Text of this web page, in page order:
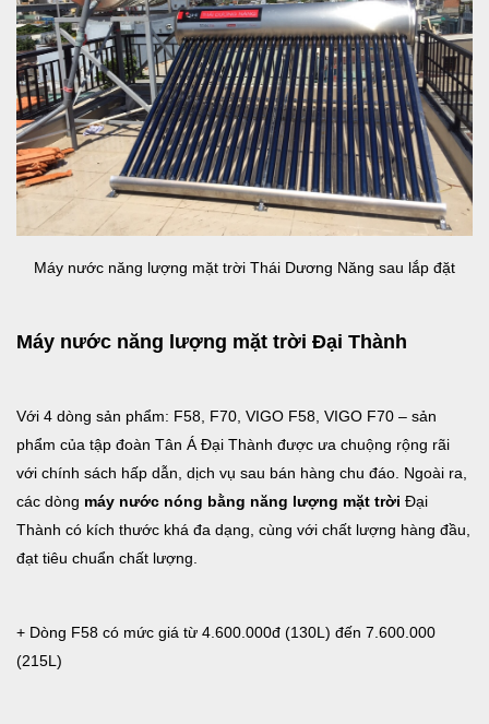
Máy nước năng lượng mặt trời Thái Dương Năng sau lắp đặt
Máy nước năng lượng mặt trời Đại Thành
Với 4 dòng sản phẩm: F58, F70, VIGO F58, VIGO F70 – sản
phẩm của tập đoàn Tân Á Đại Thành được ưa chuộng rộng rãi
với chính sách hấp dẫn, dịch vụ sau bán hàng chu đáo. Ngoài ra,
các dòng máy nước nóng bằng năng lượng mặt trời Đại
Thành có kích thước khá đa dạng, cùng với chất lượng hàng đầu,
đạt tiêu chuẩn chất lượng.
+ Dòng F58 có mức giá từ 4.600.000đ (130L) đến 7.600.000
(215L)